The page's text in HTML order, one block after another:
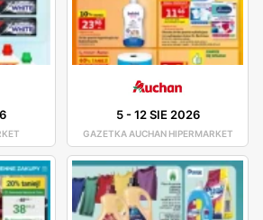
5-12 SIE 2026
GAZETKA AUCHAN HIPERMARKET